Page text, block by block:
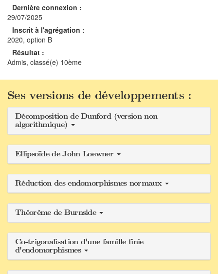
Dernière connexion :
29/07/2025
Inscrit à l'agrégation :
2020, option B
Résultat :
Admis, classé(e) 10ème
Ses versions de développements :
Décomposition de Dunford (version non
algorithmique)
Ellipsoïde de John Loewner
Réduction des endomorphismes normaux
Théorème de Burnside
Co-trigonalisation d'une famille finie
d'endomorphismes